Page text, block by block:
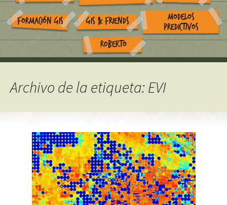
FORMACIÓN GIS GIS & FRIENDS
MODELOS
PREDICTIVOS
ROBERTO
Archivo de la etiqueta: EVI